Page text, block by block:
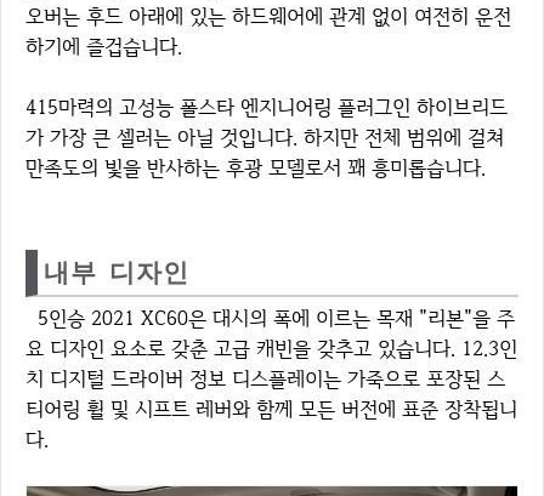
오버는 후드 아래에 있는 하드웨어에 관계 없이 여전히 운전
하기에 즐겁습니다.
415마력의 고성능 폴스타 엔지니어링 플러그인 하이브리드
가 가장 큰 셀러는 아닐 것입니다. 하지만 전체 범위에 걸쳐
만족도의 빛을 반사하는 후광 모델로서 꽤 흥미롭습니다.
내부 디자인
5인승 2021 XC60은 대시의 폭에 이르는 목재 "리본"을 주
요 디자인 요소로 갖춘 고급 캐빈을 갖추고 있습니다. 12.3인
치 디지털 드라이버 정보 디스플레이는 가죽으로 포장된 스
티어링 휠 및 시프트 레버와 함께 모든 버전에 표준 장착됩니
다.